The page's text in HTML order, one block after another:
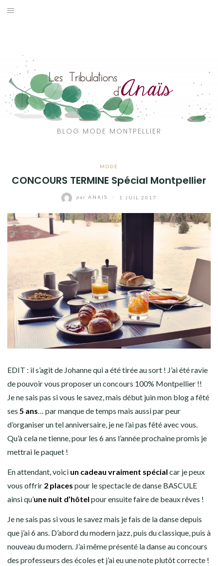
Aller
BLOG MODE MONTPELLIER
MODE
CONCOURS TERMINE Spécial Montpellier
par ANAIS 1 JUIL 2017
EDIT : il s’agit de Johanne qui a été tirée au sort ! J’ai été ravie
de pouvoir vous proposer un concours 100% Montpellier !!
Je ne sais pas si vous le savez, mais début juin mon blog a fêté
ses 5 ans… par manque de temps mais aussi par peur
d’organiser un tel anniversaire, je ne l’ai pas fêté avec vous.
Qu’à cela ne tienne, pour les 6 ans l’année prochaine promis je
mettrai le paquet !
En attendant, voici un cadeau vraiment spécial car je peux
vous offrir 2 places pour le spectacle de danse BASCULE
ainsi qu’une nuit d’hôtel pour ensuite faire de beaux rêves !
Je ne sais pas si vous le savez mais je fais de la danse depuis
que j’ai 6 ans. D’abord du modern jazz, puis du classique, puis à
nouveau du modern. J’ai même présenté la danse au concours
des professeurs des écoles et j’ai eu une note plutôt correcte !
CATÉGORIES
VOYAGE
MON DRESSING